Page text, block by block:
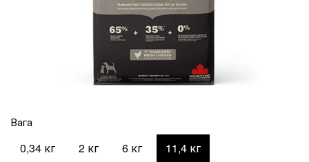
Вага
0,34 кг 2 кг 6 кг 11,4 кг